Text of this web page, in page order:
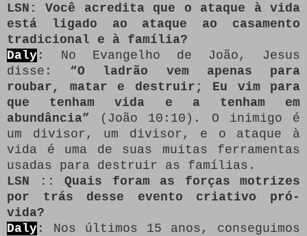
LSN: Você acredita que o ataque à vida
está ligado ao ataque ao casamento
tradicional e à família?
Daly : No Evangelho de João, Jesus
disse: “O ladrão vem apenas para
roubar, matar e destruir;
Eu vim para
que tenham vida e a tenham em
abundância” (João 10:10).
O inimigo é
um divisor, um divisor, e o ataque à
vida é uma de suas muitas ferramentas
usadas para destruir as famílias.
LSN :: Quais foram as forças motrizes
por trás desse evento criativo pró-
vida?
Daly : Nos últimos 15 anos, conseguimos